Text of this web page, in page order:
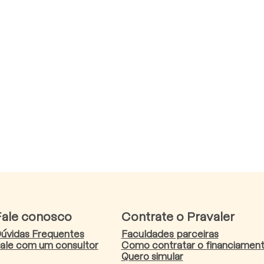
conosco
Frequentes
com um consultor
Contrate o Pravaler
Faculdades parceiras
Como contratar o
Quero simular